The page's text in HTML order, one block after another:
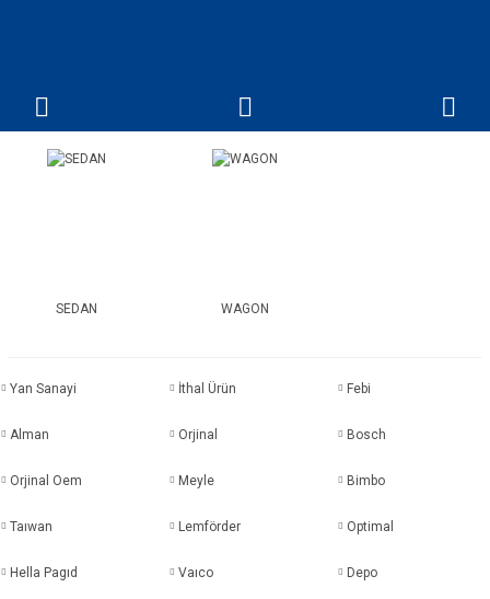
SEDAN WAGON
Yan Sanayi İthal Ürün Febi
Alman Orjinal Bosch
Orjinal Oem Meyle Bimbo
Taıwan Lemförder Optimal
Hella Pagıd Vaıco Depo